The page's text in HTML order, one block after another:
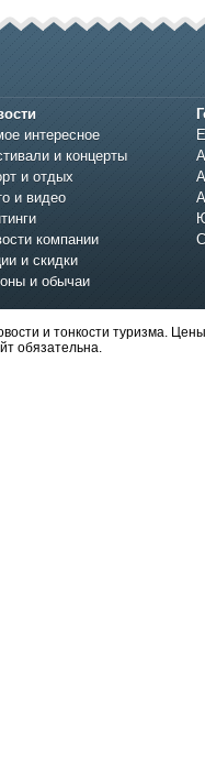
интересное
и концерты
и отдых
и видео
компании
и скидки
и обычаи
и тонкости туризма.
обязательна.